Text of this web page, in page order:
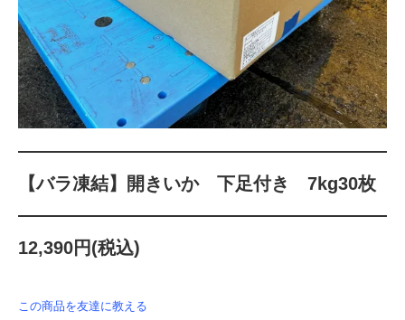
【バラ凍結】開きいか 下足付き 7kg30枚
12,390円(税込)
この商品を友達に教える